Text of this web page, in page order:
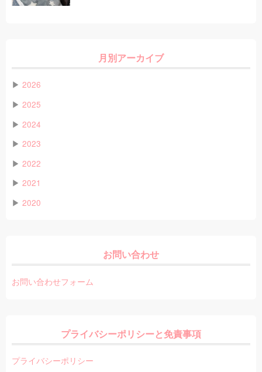
月別アーカイブ
▶ 2026
▶ 2025
▶ 2024
▶ 2023
▶ 2022
▶ 2021
▶ 2020
お問い合わせ
お問い合わせフォーム
プライバシーポリシーと免責事項
プライバシーポリシー